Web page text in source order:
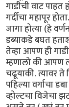
गाडीची वाट
गर्दीचा महापूर
जागा होत्या (हे
डब्याकडे बघत
तेव्हा आपण ही
म्हणालो की आपण
चढूयाकी. त्यावर
पहिल्या वर्गाचा
व्होल्टचा विजेचा